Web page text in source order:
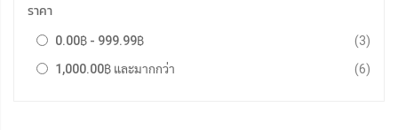
ราคา
0.00฿ - 999.99฿ 3รายก
1,000.00฿ และมากกว่า 6รายก